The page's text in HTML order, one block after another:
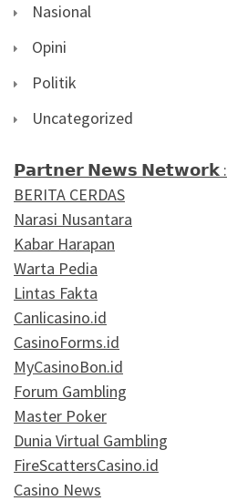
Nasional
Opini
Politik
Uncategorized
𝗣𝗮𝗿𝘁𝗻𝗲𝗿 𝗡𝗲𝘄𝘀 𝗡𝗲𝘁𝘄𝗼𝗿𝗸 :
BERITA CERDAS
Narasi Nusantara
Kabar Harapan
Warta Pedia
Lintas Fakta
Canlicasino.id
CasinoForms.id
MyCasinoBon.id
Forum Gambling
Master Poker
Dunia Virtual Gambling
FireScattersCasino.id
Casino News